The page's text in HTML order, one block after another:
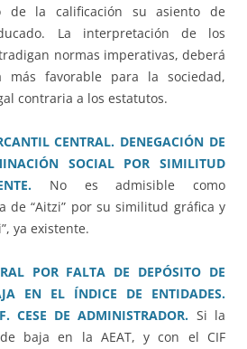
de la calificación su asiento de
La interpretación de los
normas imperativas, deberá
más favorable para la sociedad,
contraria a los estatutos.
CENTRAL. DENEGACIÓN DE
SOCIAL POR SIMILITUD
No es admisible como
de “Aitzi” por su similitud gráfica y
ya existente.
POR FALTA DE DEPÓSITO DE
EN EL ÍNDICE DE ENTIDADES.
CESE DE ADMINISTRADOR. Si la
baja en la AEAT, y con el CIF